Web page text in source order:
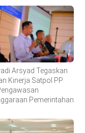
Arsyad Tegaskan
Kinerja Satpol PP
Pemerintahan